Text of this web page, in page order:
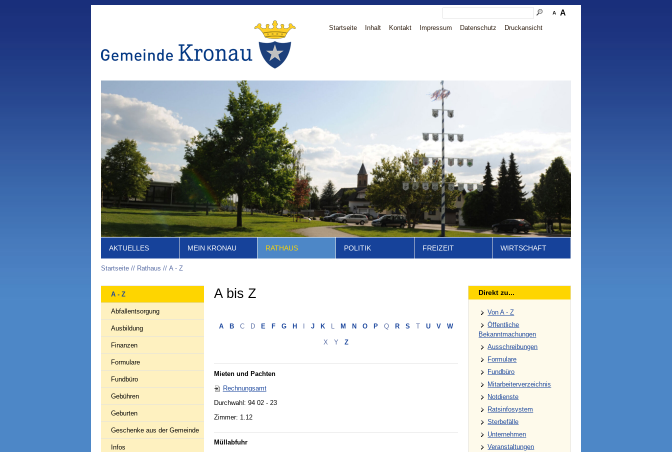
A A
Startseite Inhalt Kontakt Impressum Datenschutz Druckansicht
AKTUELLES MEIN KRONAU RATHAUS POLITIK FREIZEIT WIRTSCHAFT
Startseite Rathaus A - Z
A - Z
Abfallentsorgung
Ausbildung
Finanzen
Formulare
Fundbüro
Gebühren
Geburten
Geschenke aus der Gemeinde
Infos
A bis Z
A B C D E F G H J K L M N O P Q R S T U V W
X Y Z
Mieten und Pachten
Rechnungsamt
Durchwahl: 94 02 - 23
Zimmer: 1.12
Müllabfuhr
Direkt zu...
Von A - Z
Öffentliche
Bekanntmachungen
Ausschreibungen
Formulare
Fundbüro
Mitarbeiterverzeichnis
Notdienste
Ratsinfosystem
Sterbefälle
Unternehmen
Veranstaltungen